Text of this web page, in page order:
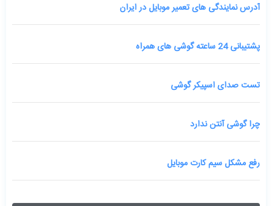
آدرس نمایندگی های تعمیر موبایل در ایران
پشتیبانی 24 ساعته گوشی های همراه
تست صدای اسپیکر گوشی
چرا گوشی آنتن ندارد
رفع مشکل سیم کارت موبایل